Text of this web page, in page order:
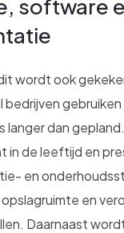
software
wordt ook
bedrijven
langer dan
in de leeftijd en
en
en
Daarnaast